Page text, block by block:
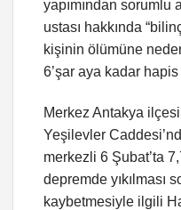
yapımından sorumlu
ustası hakkında
kişinin ölümüne
6’şar aya kadar
Merkez Antakya
Yeşilevler
merkezli 6 Şubat’ta
depremde yıkılması
kaybetmesiyle ilgili